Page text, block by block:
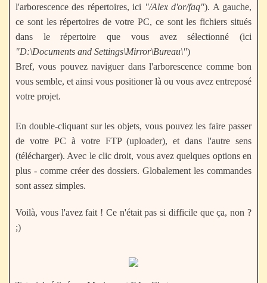
l'arborescence des répertoires, ici "/Alex d'or/faq"). A gauche,
ce sont les répertoires de votre PC, ce sont les fichiers situés
dans le répertoire que vous avez sélectionné (ici
"D:\Documents and Settings\Mirror\Bureau\")
Bref, vous pouvez naviguer dans l'arborescence comme bon
vous semble, et ainsi vous positioner là ou vous avez entreposé
votre projet.
En double-cliquant sur les objets, vous pouvez les faire passer
de votre PC à votre FTP (uploader), et dans l'autre sens
(télécharger). Avec le clic droit, vous avez quelques options en
plus - comme créer des dossiers. Globalement les commandes
sont assez simples.
Voilà, vous l'avez fait ! Ce n'était pas si difficile que ça, non ?
;)